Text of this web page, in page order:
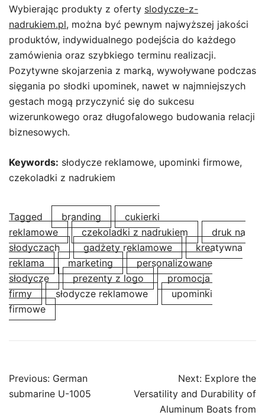
Wybierając produkty z oferty slodycze-z-
nadrukiem.pl, można być pewnym najwyższej jakości
produktów, indywidualnego podejścia do każdego
zamówienia oraz szybkiego terminu realizacji.
Pozytywne skojarzenia z marką, wywoływane podczas
sięgania po słodki upominek, nawet w najmniejszych
gestach mogą przyczynić się do sukcesu
wizerunkowego oraz długofalowego budowania relacji
biznesowych.
Keywords: słodycze reklamowe, upominki firmowe,
czekoladki z nadrukiem
Tagged branding
cukierki
reklamowe
czekoladki z nadrukiem
druk na
słodyczach
gadżety reklamowe
kreatywna
reklama
marketing
personalizowane
słodycze
prezenty z logo
promocja
firmy
słodycze reklamowe
upominki
firmowe
Post
navigation
Previous: German
submarine U-1005
Next: Explore the
Versatility and Durability of
Aluminum Boats from